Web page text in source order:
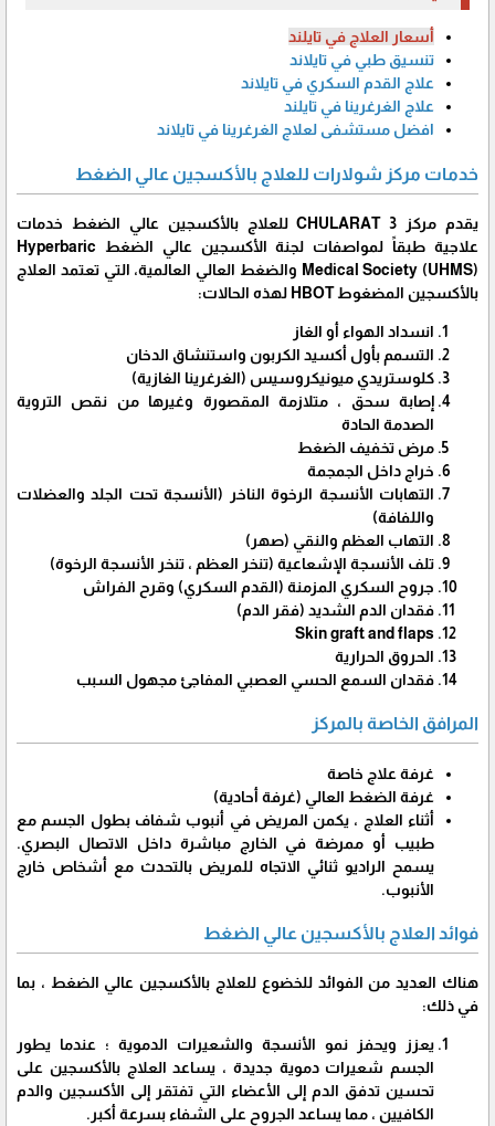
أسعار العلاج في تايلند
تنسيق طبي في تايلاند
علاج القدم السكري في تايلاند
علاج الغرغرينا في تايلند
افضل مستشفى لعلاج الغرغرينا في تايلاند
خدمات مركز شولارات للعلاج بالأكسجين عالي الضغط
يقدم مركز CHULARAT 3 للعلاج بالأكسجين عالي الضغط خدمات
علاجية طبقاً لمواصفات لجنة الأكسجين عالي الضغط Hyperbaric
Medical Society (UHMS) والضغط العالي العالمية، التي تعتمد العلاج
بالأكسجين المضغوط HBOT لهذه الحالات:
انسداد الهواء أو الغاز
التسمم بأول أكسيد الكربون واستنشاق الدخان
كلوستريدي ميونيكروسيس (الغرغرينا الغازية)
إصابة سحق ، متلازمة المقصورة وغيرها من نقص التروية
الصدمة الحادة
مرض تخفيف الضغط
خراج داخل الجمجمة
التهابات الأنسجة الرخوة الناخر (الأنسجة تحت الجلد والعضلات
واللفافة)
التهاب العظم والنقي (صهر)
تلف الأنسجة الإشعاعية (تنخر العظم ، تنخر الأنسجة الرخوة)
جروح السكري المزمنة (القدم السكري) وقرح الفراش
فقدان الدم الشديد (فقر الدم)
Skin graft and flaps
الحروق الحرارية
فقدان السمع الحسي العصبي المفاجئ مجهول السبب
المرافق الخاصة بالمركز
غرفة علاج خاصة
غرفة الضغط العالي (غرفة أحادية)
أثناء العلاج ، يكمن المريض في أنبوب شفاف بطول الجسم مع
طبيب أو ممرضة في الخارج مباشرة داخل الاتصال البصري.
يسمح الراديو ثنائي الاتجاه للمريض بالتحدث مع أشخاص خارج
الأنبوب.
فوائد العلاج بالأكسجين عالي الضغط
هناك العديد من الفوائد للخضوع للعلاج بالأكسجين عالي الضغط ، بما
في ذلك:
يعزز ويحفز نمو الأنسجة والشعيرات الدموية ؛ عندما يطور
الجسم شعيرات دموية جديدة ، يساعد العلاج بالأكسجين على
تحسين تدفق الدم إلى الأعضاء التي تفتقر إلى الأكسجين والدم
الكافيين ، مما يساعد الجروح على الشفاء بسرعة أكبر.